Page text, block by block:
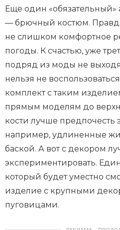
Еще один
— брючный костюм.
не слишком комфортное
погоды. К счастью, уже
подряд из моды не
нельзя не
комплект с таким
прямым моделям до
кости лучше предпочесть
например, удлиненные
баской. А вот с декором
экспериментировать.
который будет уместно
изделие с крупными
пуговицами.